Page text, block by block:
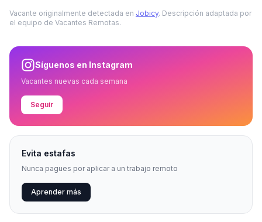
Vacante originalmente detectada en Jobicy. Descripción adaptada por
el equipo de Vacantes Remotas.
Síguenos en Instagram
Vacantes nuevas cada semana
Seguir
Evita estafas
Nunca pagues por aplicar a un trabajo remoto
Aprender más